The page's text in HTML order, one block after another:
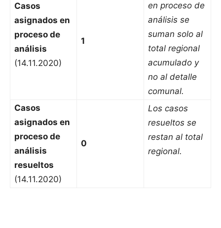
Casos
asignados en
proceso de
análisis
(14.11.2020)
1
en proceso de
análisis se
suman solo al
total regional
acumulado y
no al detalle
comunal.
Casos
asignados en
proceso de
análisis
resueltos
(14.11.2020)
0
Los casos
resueltos se
restan al total
regional.